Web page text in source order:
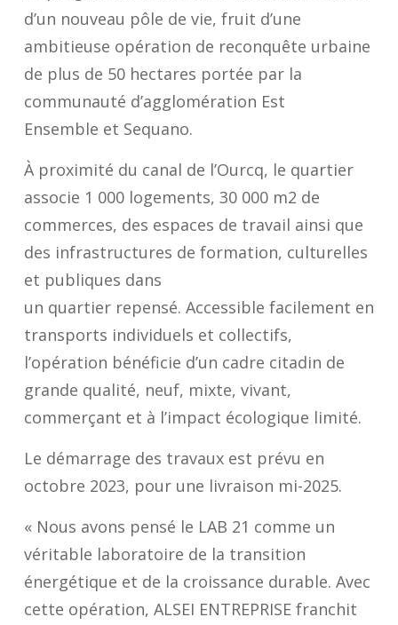
d’un nouveau pôle de vie, fruit d’une
ambitieuse opération de reconquête urbaine
de plus de 50 hectares portée par la
communauté d’agglomération Est
Ensemble et Sequano.
À proximité du canal de l’Ourcq, le quartier
associe 1 000 logements, 30 000 m2 de
commerces, des espaces de travail ainsi que
des infrastructures de formation, culturelles
et publiques dans
un quartier repensé. Accessible facilement en
transports individuels et collectifs,
l’opération bénéficie d’un cadre citadin de
grande qualité, neuf, mixte, vivant,
commerçant et à l’impact écologique limité.
Le démarrage des travaux est prévu en
octobre 2023, pour une livraison mi-2025.
« Nous avons pensé le LAB 21 comme un
véritable laboratoire de la transition
énergétique et de la croissance durable. Avec
cette opération, ALSEI ENTREPRISE franchit